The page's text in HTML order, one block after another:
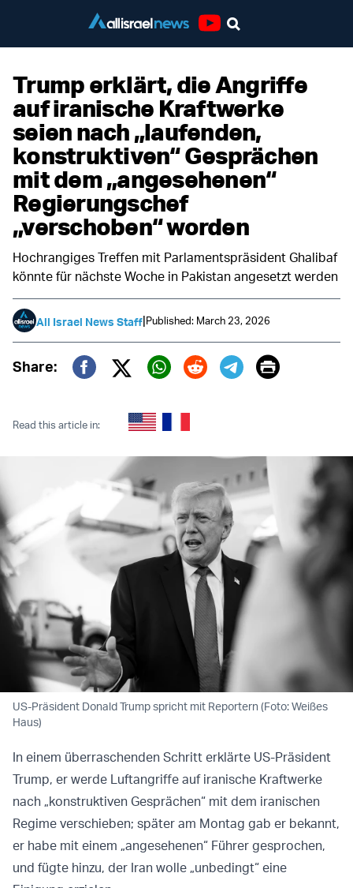
Trump erklärt, die Angriffe
auf iranische Kraftwerke
seien nach „laufenden,
konstruktiven“ Gesprächen
mit dem „angesehenen“
Regierungschef
„verschoben“ worden
Hochrangiges Treffen mit Parlamentspräsident Ghalibaf
könnte für nächste Woche in Pakistan angesetzt werden
All Israel News Staff|Published: March 23, 2026
Share:
Twitter (X)
Print
Read this article in:
US-Präsident Donald Trump spricht mit Reportern (Foto: Weißes
Haus)
In einem überraschenden Schritt erklärte US-Präsident
Trump, er werde Luftangriffe auf iranische Kraftwerke
nach „konstruktiven Gesprächen“ mit dem iranischen
Regime verschieben; später am Montag gab er bekannt,
er habe mit einem „angesehenen“ Führer gesprochen,
und fügte hinzu, der Iran wolle „unbedingt“ eine